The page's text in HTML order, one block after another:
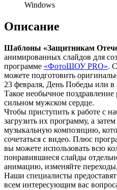
Windows
Описание
Шаблоны «Защитникам
анимированных слайдов для
программе «ФотоШОУ PRO».
можете подготовить
23 февраля, День Победы или в
Такое необычное
сильном мужском сердце.
Чтобы приступить к работе с
загрузить их программу, а
музыкальную композицию,
сочетаться с видео. Плюс
вы можете использовать всю
понравившиеся слайды
анимацию, изменяйте
Наши специалисты
всем интересующим вас